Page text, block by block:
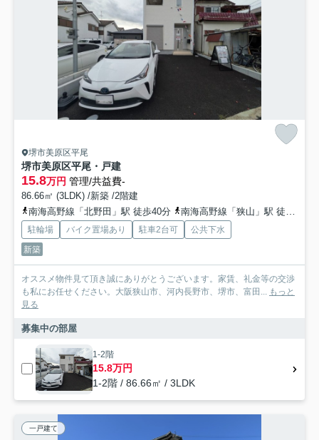
堺市美原区平尾
堺市美原区平尾・戸建
15.8万円 管理/共益費-
86.66㎡ (3LDK) /新築 /2階建
南海高野線「北野田」駅 徒歩40分
南海高野線「狭山」駅 徒歩47分
駐輪場 バイク置場あり 駐車2台可
公共下水
新築
オススメ物件見て頂き誠にありがとうございます。家賃、礼金等の交渉
も私にお任せください。大阪狭山市、河内長野市、堺市、富田...
もっと
見る
募集中の部屋
1-2階
15.8万円
1-2階 / 86.66㎡ / 3LDK
一戸建て